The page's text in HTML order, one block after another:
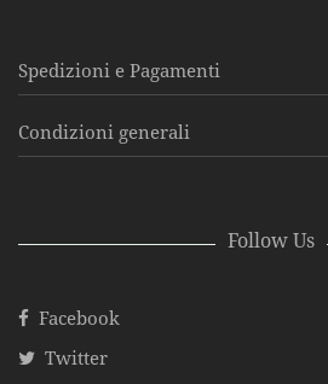
Spedizioni e Pagamenti
Condizioni generali
Follow Us
Facebook
Twitter